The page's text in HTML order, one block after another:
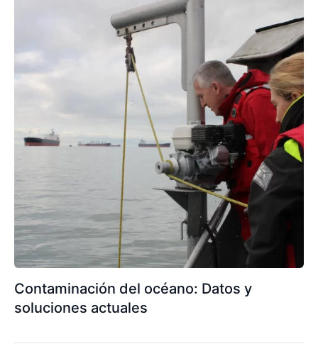
Contaminación del océano: Datos y
soluciones actuales